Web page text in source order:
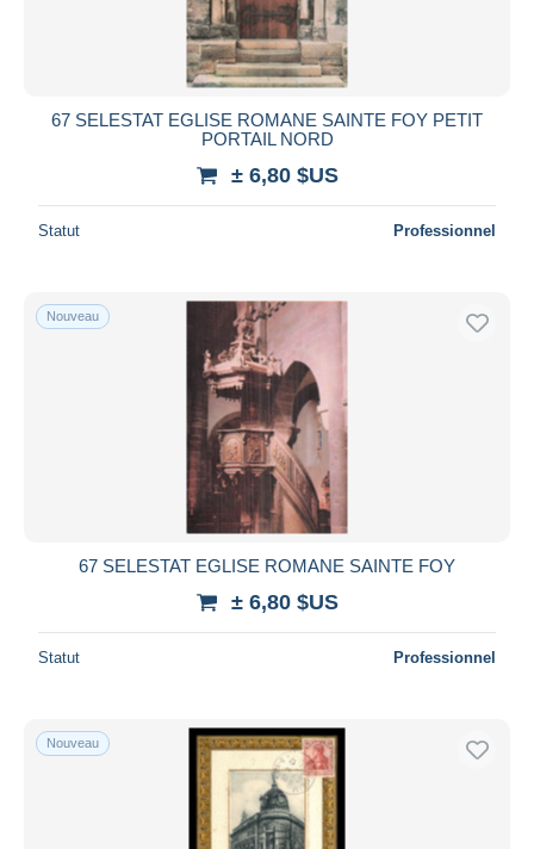
67 SELESTAT EGLISE ROMANE SAINTE FOY PETIT
PORTAIL NORD
± 6,80 $US
Statut Professionnel
Nouveau
67 SELESTAT EGLISE ROMANE SAINTE FOY
± 6,80 $US
Statut Professionnel
Nouveau